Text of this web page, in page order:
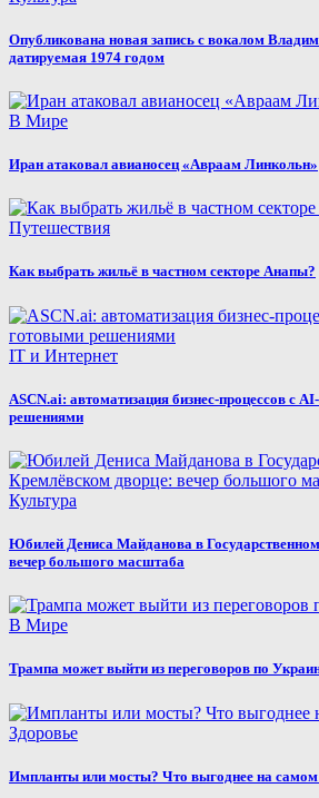
Опубликована новая запись с вокалом
датируемая 1974 годом
В Мире
Иран атаковал авианосец «Авраам Линкольн»
Путешествия
Как выбрать жильё в частном секторе Анапы?
IT и Интернет
ASCN.ai: автоматизация бизнес-процессов с
решениями
Культура
Юбилей Дениса Майданова в
вечер большого масштаба
В Мире
Трампа может выйти из переговоров по
Здоровье
Импланты или мосты? Что выгоднее на самом